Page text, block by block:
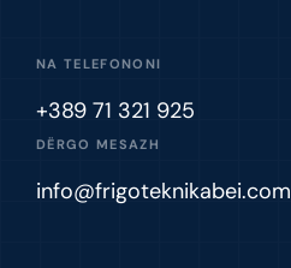
NA TELEFONONI
+389 71 321 925
DËRGO MESAZH
info@frigoteknikabei.com